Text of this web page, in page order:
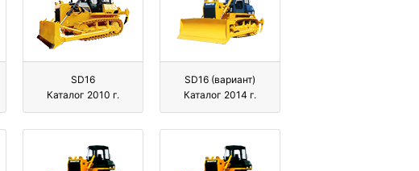
SD16
Каталог 2010 г.
SD16 (вариант)
Каталог 2014 г.